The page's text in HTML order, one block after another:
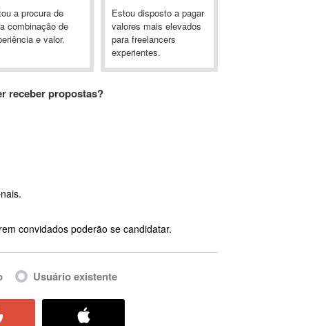
a procura de
combinação de
e valor.
Estou disposto a pagar
valores mais elevados
para freelancers
experientes.
receber propostas?
convidados poderão se candidatar.
Usuário existente